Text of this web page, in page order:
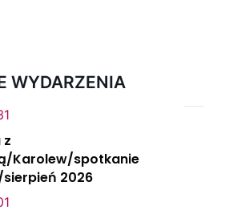
WYDARZENIA
z
Karolew/spotkanie
2026